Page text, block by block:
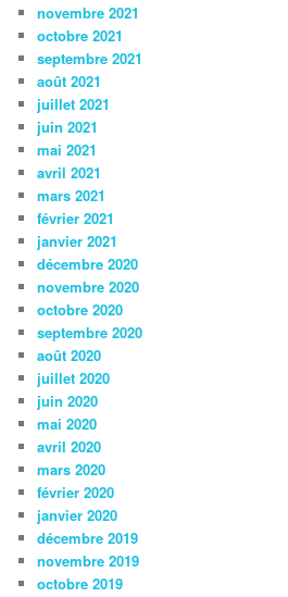
novembre 2021
octobre 2021
septembre 2021
août 2021
juillet 2021
juin 2021
mai 2021
avril 2021
mars 2021
février 2021
janvier 2021
décembre 2020
novembre 2020
octobre 2020
septembre 2020
août 2020
juillet 2020
juin 2020
mai 2020
avril 2020
mars 2020
février 2020
janvier 2020
décembre 2019
novembre 2019
octobre 2019